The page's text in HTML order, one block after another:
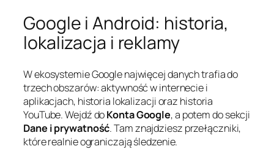
Google i Android: historia,
lokalizacja i reklamy
W ekosystemie Google najwięcej danych trafia do
trzech obszarów: aktywność w internecie i
aplikacjach, historia lokalizacji oraz historia
YouTube. Wejdź doKonta Google, a potem do sekcji
Dane i prywatność. Tam znajdziesz przełączniki,
które realnie ograniczają śledzenie.